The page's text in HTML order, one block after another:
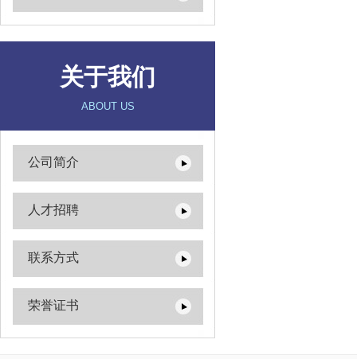
关于我们
ABOUT US
公司简介
人才招聘
联系方式
荣誉证书